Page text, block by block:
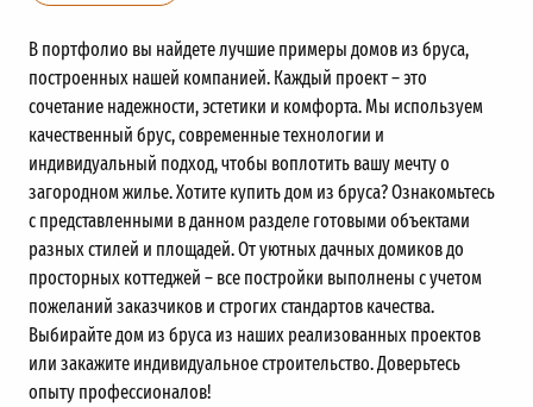
В портфолио вы найдете лучшие примеры домов из бруса,
построенных нашей компанией. Каждый проект – это
сочетание надежности, эстетики и комфорта. Мы используем
качественный брус, современные технологии и
индивидуальный подход, чтобы воплотить вашу мечту о
загородном жилье. Хотите купить дом из бруса? Ознакомьтесь
с представленными в данном разделе готовыми объектами
разных стилей и площадей. От уютных дачных домиков до
просторных коттеджей – все постройки выполнены с учетом
пожеланий заказчиков и строгих стандартов качества.
Выбирайте дом из бруса из наших реализованных проектов
или закажите индивидуальное строительство. Доверьтесь
опыту профессионалов!